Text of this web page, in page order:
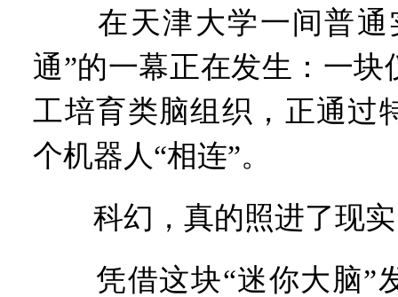
在天津大学一间普通
通”的一幕正在发生：一块
工培育类脑组织，正通过
个机器人“相连”。
科幻，真的照进了现
凭借这块“迷你大脑”